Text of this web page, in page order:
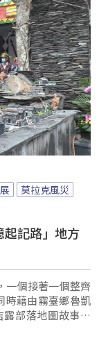
莫拉克風災
記路」地方
一個接著一個整齊
時藉由霧臺鄉魯凱
部落地圖故事共
落。